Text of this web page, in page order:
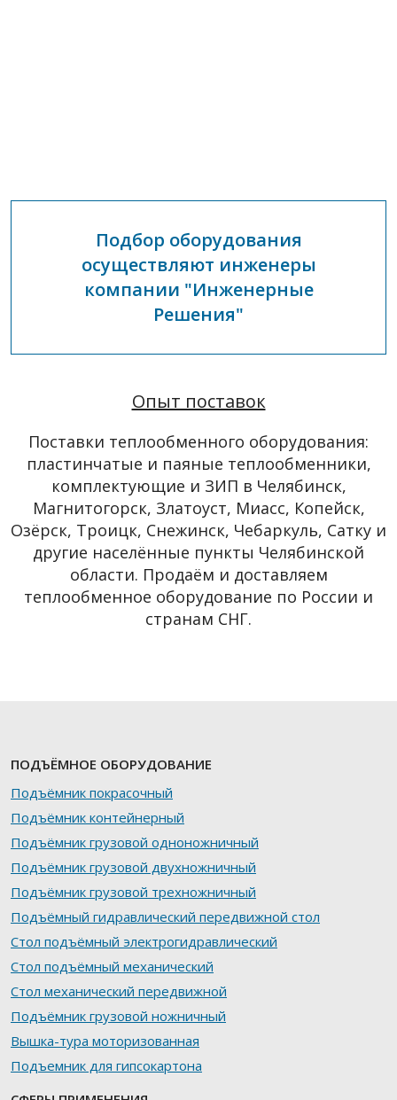
Подбор оборудования
осуществляют инженеры
компании "Инженерные
Решения"
Опыт поставок
Поставки теплообменного оборудования:
пластинчатые и паяные теплообменники,
комплектующие и ЗИП в Челябинск,
Магнитогорск, Златоуст, Миасс, Копейск,
Озёрск, Троицк, Снежинск, Чебаркуль, Сатку и
другие населённые пункты Челябинской
области. Продаём и доставляем
теплообменное оборудование по России и
странам СНГ.
ПОДЪЁМНОЕ ОБОРУДОВАНИЕ
Подъёмник покрасочный
Подъёмник контейнерный
Подъёмник грузовой одноножничный
Подъёмник грузовой двухножничный
Подъёмник грузовой трехножничный
Подъёмный гидравлический передвижной стол
Стол подъёмный электрогидравлический
Стол подъёмный механический
Стол механический передвижной
Подъёмник грузовой ножничный
Вышка-тура моторизованная
Подъемник для гипсокартона